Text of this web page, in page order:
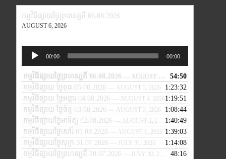
កម្មវិធីផ្សាយថ្ងៃព្រហស្បតិ៍ 06.08.2026
AUGUST 6, 2026
Audio
Player
00:00 00:00
កម្មវិធីផ្សាយថ្ងៃព្រហស្បតិ៍ 06.08.2026 — AUGUST 6, 2026
54:50
កម្មវិធីផ្សាយ ថ្ងៃពុធ 05.08.2026
— AUGUST 5, 2026
1:23:32
កម្មវិធីផ្សាយ ថ្ងៃអង្គារ 04.08.2026
— AUGUST 4, 20261:19:51
កម្មវិធីផ្សាយ ថ្ងៃច័ន្ទ 03.08.2026
— AUGUST 3, 2026
1:08:44
កម្មវិធីផ្សាយថ្ងៃអាទិត្យ 02.08.2026
— AUGUST 2, 2026
1:40:49
កម្មវិធីផ្សាយថ្ងៃសៅរ៍ 01.08.2026
— AUGUST 1, 2026 1:39:03
កម្មវិធីផ្សាយថ្ងៃសុក្រ 31.07.2026
— JULY 31, 2026
1:14:08
កម្មវិធីផ្សាយថ្ងៃព្រហស្បតិ៍ 30.07.2026
— JULY 30, 2026
48:16